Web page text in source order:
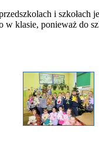
i
w klasie, ponieważ do